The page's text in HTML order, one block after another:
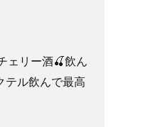
ェリー酒🍒飲ん
テル飲んで最高